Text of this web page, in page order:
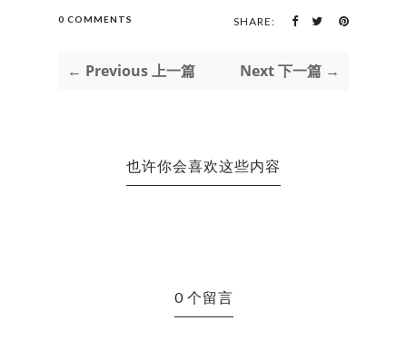
0 COMMENTS SHARE:
← Previous 上一篇 Next 下一篇 →
也许你会喜欢这些内容
0 个留言